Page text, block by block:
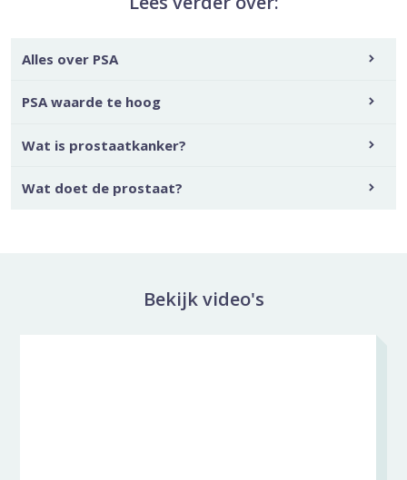
Alles over PSA
PSA waarde te hoog
Wat is prostaatkanker?
Wat doet de prostaat?
Bekijk video's